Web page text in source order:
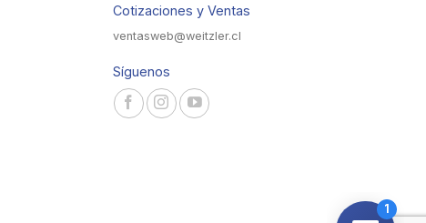
Cotizaciones y Ventas
ventasweb@weitzler.cl
Síguenos